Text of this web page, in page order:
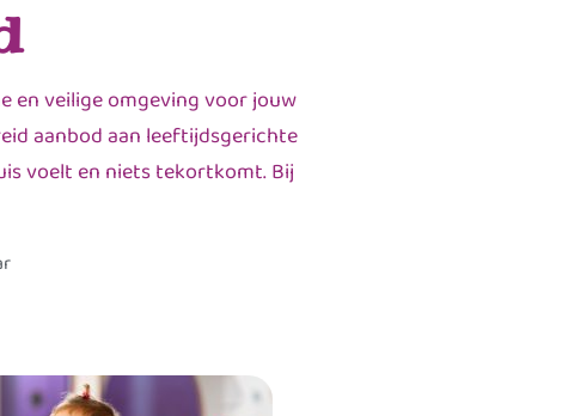
en veilige omgeving voor jouw
aanbod aan leeftijdsgerichte
voelt en niets tekortkomt. Bij